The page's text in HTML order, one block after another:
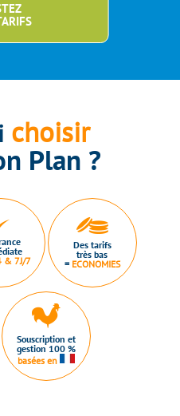
choisir
Plan ?
& 7J/7
Des tarifs
très bas
= ECONOMIES
Souscription et
gestion 100 %
basées en